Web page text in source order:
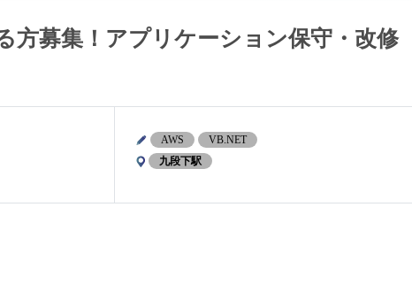
方募集！アプリケーション保守・改修
AWS
VB.NET
九段下駅